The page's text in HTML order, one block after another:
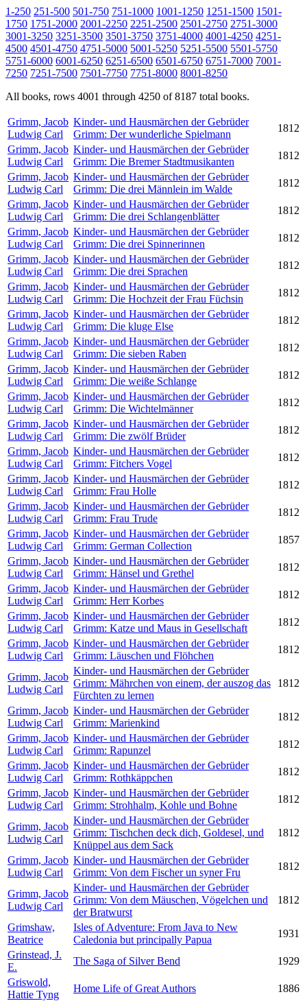
1-250 251-500 501-750 751-1000 1001-1250 1251-1500 1501-
1750 1751-2000 2001-2250 2251-2500 2501-2750 2751-3000
3001-3250 3251-3500 3501-3750 3751-4000 4001-4250 4251-
4500 4501-4750 4751-5000 5001-5250 5251-5500 5501-5750
5751-6000 6001-6250 6251-6500 6501-6750 6751-7000 7001-
7250 7251-7500 7501-7750 7751-8000 8001-8250
All books, rows 4001 through 4250 of 8187 total books.
Grimm, Jacob
Ludwig Carl
Kinder- und Hausmärchen der Gebrüder
Grimm: Der wunderliche Spielmann
1812
Grimm, Jacob
Ludwig Carl
Kinder- und Hausmärchen der Gebrüder
Grimm: Die Bremer Stadtmusikanten
1812
Grimm, Jacob
Ludwig Carl
Kinder- und Hausmärchen der Gebrüder
Grimm: Die drei Männlein im Walde
1812
Grimm, Jacob
Ludwig Carl
Kinder- und Hausmärchen der Gebrüder
Grimm: Die drei Schlangenblätter
1812
Grimm, Jacob
Ludwig Carl
Kinder- und Hausmärchen der Gebrüder
Grimm: Die drei Spinnerinnen
1812
Grimm, Jacob
Ludwig Carl
Kinder- und Hausmärchen der Gebrüder
Grimm: Die drei Sprachen
1812
Grimm, Jacob
Ludwig Carl
Kinder- und Hausmärchen der Gebrüder
Grimm: Die Hochzeit der Frau Füchsin
1812
Grimm, Jacob
Ludwig Carl
Kinder- und Hausmärchen der Gebrüder
Grimm: Die kluge Else
1812
Grimm, Jacob
Ludwig Carl
Kinder- und Hausmärchen der Gebrüder
Grimm: Die sieben Raben
1812
Grimm, Jacob
Ludwig Carl
Kinder- und Hausmärchen der Gebrüder
Grimm: Die weiße Schlange
1812
Grimm, Jacob
Ludwig Carl
Kinder- und Hausmärchen der Gebrüder
Grimm: Die Wichtelmänner
1812
Grimm, Jacob
Ludwig Carl
Kinder- und Hausmärchen der Gebrüder
Grimm: Die zwölf Brüder
1812
Grimm, Jacob
Ludwig Carl
Kinder- und Hausmärchen der Gebrüder
Grimm: Fitchers Vogel
1812
Grimm, Jacob
Ludwig Carl
Kinder- und Hausmärchen der Gebrüder
Grimm: Frau Holle
1812
Grimm, Jacob
Ludwig Carl
Kinder- und Hausmärchen der Gebrüder
Grimm: Frau Trude
1812
Grimm, Jacob
Ludwig Carl
Kinder- und Hausmärchen der Gebrüder
Grimm: German Collection
1857
Grimm, Jacob
Ludwig Carl
Kinder- und Hausmärchen der Gebrüder
Grimm: Hänsel und Grethel
1812
Grimm, Jacob
Ludwig Carl
Kinder- und Hausmärchen der Gebrüder
Grimm: Herr Korbes
1812
Grimm, Jacob
Ludwig Carl
Kinder- und Hausmärchen der Gebrüder
Grimm: Katze und Maus in Gesellschaft
1812
Grimm, Jacob
Ludwig Carl
Kinder- und Hausmärchen der Gebrüder
Grimm: Läuschen und Flöhchen
1812
Grimm, Jacob
Ludwig Carl
Kinder- und Hausmärchen der Gebrüder
Grimm: Mährchen von einem, der auszog das
Fürchten zu lernen
1812
Grimm, Jacob
Ludwig Carl
Kinder- und Hausmärchen der Gebrüder
Grimm: Marienkind
1812
Grimm, Jacob
Ludwig Carl
Kinder- und Hausmärchen der Gebrüder
Grimm: Rapunzel
1812
Grimm, Jacob
Ludwig Carl
Kinder- und Hausmärchen der Gebrüder
Grimm: Rothkäppchen
1812
Grimm, Jacob
Ludwig Carl
Kinder- und Hausmärchen der Gebrüder
Grimm: Strohhalm, Kohle und Bohne
1812
Grimm, Jacob
Ludwig Carl
Kinder- und Hausmärchen der Gebrüder
Grimm: Tischchen deck dich, Goldesel, und
Knüppel aus dem Sack
1812
Grimm, Jacob
Ludwig Carl
Kinder- und Hausmärchen der Gebrüder
Grimm: Von dem Fischer un syner Fru
1812
Grimm, Jacob
Ludwig Carl
Kinder- und Hausmärchen der Gebrüder
Grimm: Von dem Mäuschen, Vögelchen und
der Bratwurst
1812
Grimshaw,
Beatrice
Isles of Adventure: From Java to New
Caledonia but principally Papua
1931
Grinstead, J.
E.
The Saga of Silver Bend
1929
Griswold,
Hattie Tyng
Home Life of Great Authors 1886